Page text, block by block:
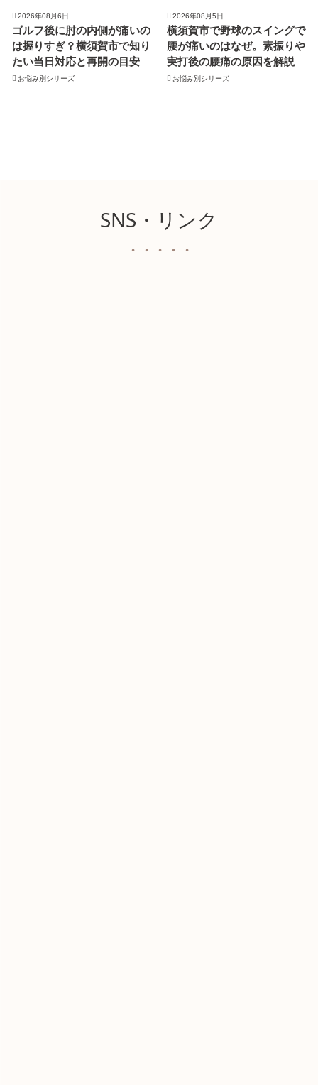
2026年08月6日
ゴルフ後に肘の内側が痛いの
は握りすぎ？横須賀市で知り
たい当日対応と再開の目安
お悩み別シリーズ
2026年08月5日
横須賀市で野球のスイングで
腰が痛いのはなぜ。素振りや
実打後の腰痛の原因を解説
お悩み別シリーズ
SNS・リンク